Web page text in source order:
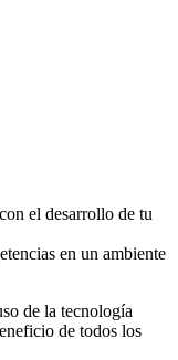
el desarrollo de tu
en un ambiente
de la tecnología
de todos los